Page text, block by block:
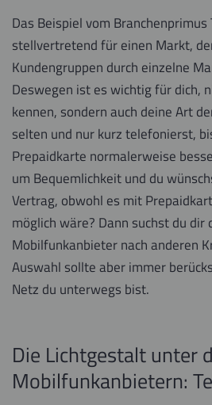
Das Beispiel vom
stellvertretend für einen Markt,
Kundengruppen durch einzelne
Deswegen ist es wichtig für dich,
kennen, sondern auch deine Art
selten und nur kurz telefonierst,
Prepaidkarte normalerweise
um Bequemlichkeit und du
Vertrag, obwohl es mit
möglich wäre? Dann suchst du dir
Mobilfunkanbieter nach anderen
Auswahl sollte aber immer
Netz du unterwegs bist.
Die Lichtgestalt unter
Mobilfunkanbietern: